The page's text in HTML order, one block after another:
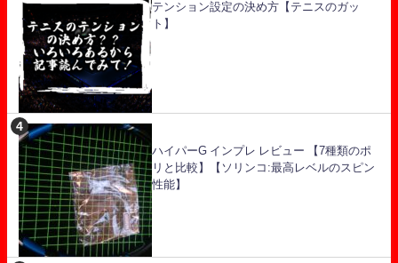
テンション設定の決め方【テニスのガッ
ト】
ハイパーG インプレ レビュー 【7種類のポ
リと比較】【ソリンコ:最高レベルのスピン
性能】